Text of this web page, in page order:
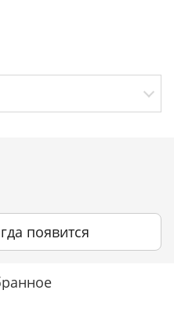
появится